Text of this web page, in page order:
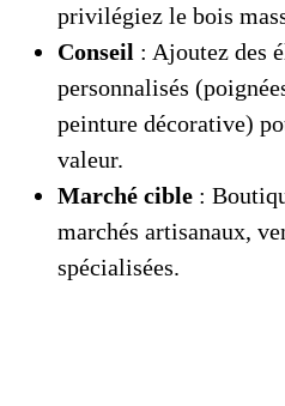
privilégiez le bois
Conseil : Ajoutez des
personnalisés
peinture décorative)
valeur.
Marché cible :
marchés artisanaux,
spécialisées.